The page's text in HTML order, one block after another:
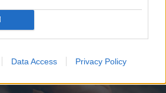
Data Access Privacy Policy